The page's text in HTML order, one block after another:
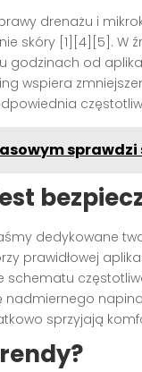
drenażu i
skóry [1][4][5]. W
godzinach od
wspiera
dedykowane
prawidłowej
sprzyjają